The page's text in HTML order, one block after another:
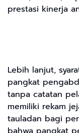
prestasi kinerja
Lebih lanjut,
pangkat
tanpa catatan
memiliki rekam
tauladan bagi